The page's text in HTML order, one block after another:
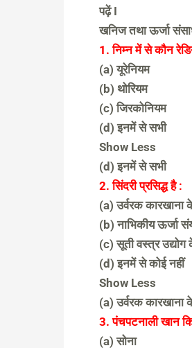
पढ़ें I
खनिज तथा ऊर्जा
1. निम्न में से कौन
(a) यूरेनियम
(b) थोरियम
(c) जिरकोनियम
(d) इनमें से सभी
Show Less
(d) इनमें से सभी
2. सिंदरी प्रसिद्ध है :
(a) उर्वरक कारखाना
(b) नाभिकीय ऊर्जा
(c) सूती वस्त्र उद्योग
(d) इनमें से कोई नहीं
Show Less
(a) उर्वरक कारखाना
3. पंचपटनाली खान
(a) सोना